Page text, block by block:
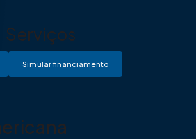
Serviços
Simular financiamento